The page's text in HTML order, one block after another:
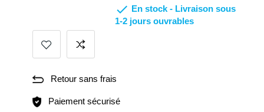
 En stock - Livraison sous
1-2 jours ouvrables
Retour sans frais
Paiement sécurisé